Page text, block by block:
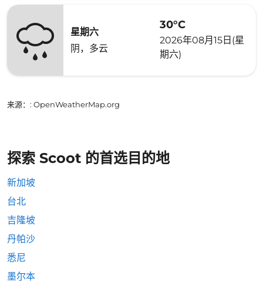
星期六
阴，多云
30°C
2026年08月15日(星
期六)
来源： : OpenWeatherMap.org
探索 Scoot 的首选目的地
新加坡
台北
吉隆坡
丹帕沙
悉尼
墨尔本